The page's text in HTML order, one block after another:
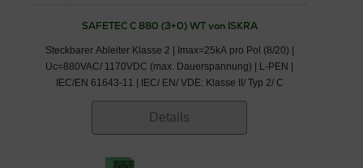
SAFETEC C 880 (3+0) WT von ISKRA
Steckbarer Ableiter Klasse 2 | Imax=25kA pro Pol (8/20) |
Uc=880VAC/ 1170VDC (max. Dauerspannung) | L-PEN |
IEC/EN 61643-11 | IEC/ EN/ VDE: Klasse II/ Typ 2/ C
Details